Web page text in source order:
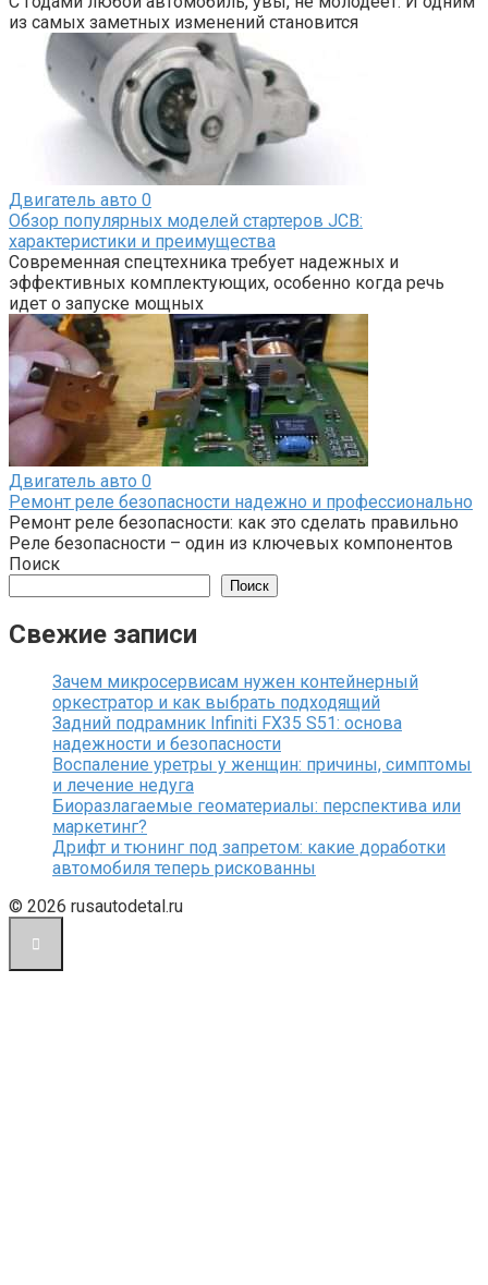
из самых заметных изменений становится
Двигатель авто 0
Обзор популярных моделей стартеров JCB:
характеристики и преимущества
Современная спецтехника требует надежных и
эффективных комплектующих, особенно когда речь
идет о запуске мощных
Двигатель авто 0
Ремонт реле безопасности надежно и профессионально
Ремонт реле безопасности: как это сделать правильно
Реле безопасности – один из ключевых компонентов
Поиск
Поиск
Свежие записи
Зачем микросервисам нужен контейнерный
оркестратор и как выбрать подходящий
Задний подрамник Infiniti FX35 S51: основа
надежности и безопасности
Воспаление уретры у женщин: причины, симптомы
и лечение недуга
Биоразлагаемые геоматериалы: перспектива или
маркетинг?
Дрифт и тюнинг под запретом: какие доработки
автомобиля теперь рискованны
© 2026 rusautodetal.ru